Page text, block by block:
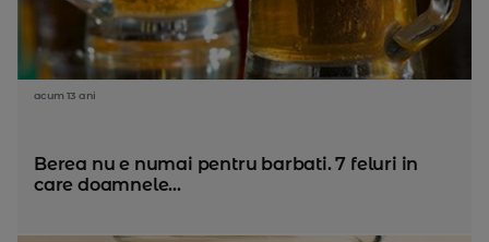
acum 13 ani
Berea nu e numai pentru barbati. 7 feluri in
care doamnele...